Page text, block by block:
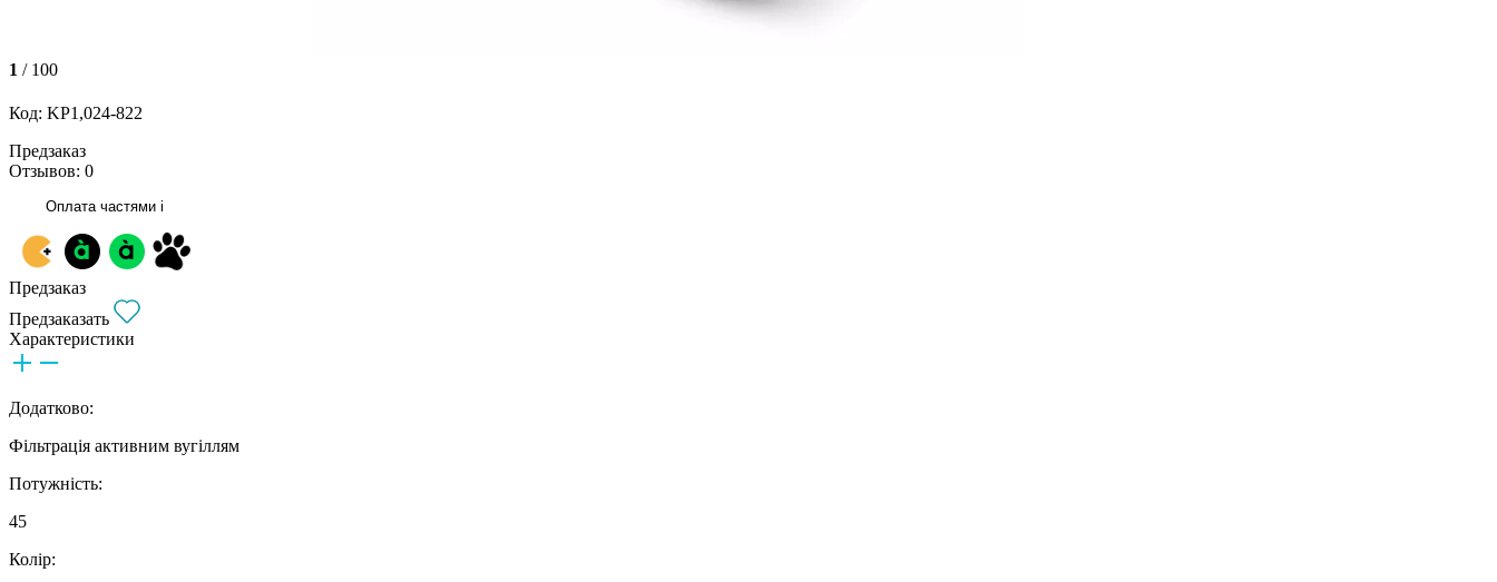
1 / 100
Код: KP1,024-822
Предзаказ
Отзывов: 0
Оплата частями i
Предзаказ
Предзаказать
Характеристики
Додатково:
Фільтрація активним вугіллям
Потужність:
45
Колір: